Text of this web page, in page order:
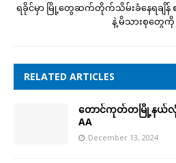
ရခိုင်မှာ မြို့တွေဆက်တိုက်သိမ်းခံနေရချိန်
နဲ့ မိသားစုတွေကို
RELATED ARTICLES
တောင်ကုတ်တမြို့နယ်လုံ
AA
December 13, 2024